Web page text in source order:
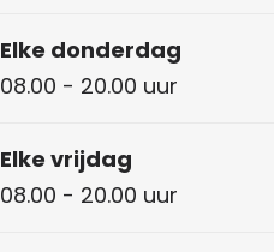
Elke donderdag
08.00 - 20.00 uur
Elke vrijdag
08.00 - 20.00 uur